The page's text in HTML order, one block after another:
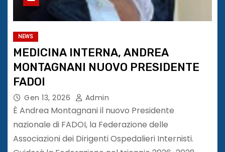
NEWS
MEDICINA INTERNA, ANDREA
MONTAGNANI NUOVO PRESIDENTE
FADOI
Gen 13, 2026 Admin
È Andrea Montagnani il nuovo Presidente
nazionale di FADOI, la Federazione delle
Associazioni dei Dirigenti Ospedalieri Internisti.